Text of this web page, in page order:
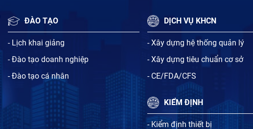
ĐÀO TẠO
- Lịch khai giảng
- Đào tạo doanh nghiệp
- Đào tạo cá nhân
DỊCH VỤ KHCN
- Xây dựng hệ thống quản lý
- Xây dựng tiêu chuẩn cơ sở
- CE/FDA/CFS
KIỂM ĐỊNH
- Kiểm định thiết bị